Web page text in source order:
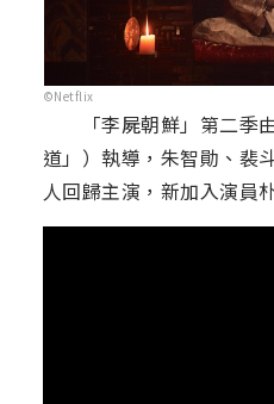
©Netflix
「李屍朝鮮」第二季
道」）執導，朱智勛、裴
人回歸主演，新加入演員